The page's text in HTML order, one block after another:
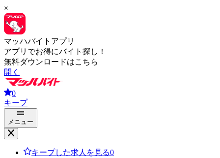
×
マッハバイトアプリ
アプリでお得にバイト探し！
無料ダウンロードはこちら
開く
0
キープ
メニュー
キープした求人を見る0